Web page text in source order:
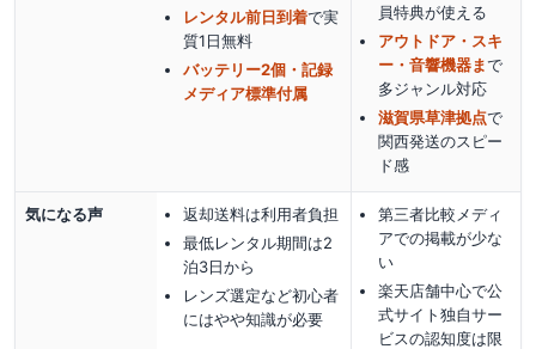
レンタル前日到着で実
質1日無料
バッテリー2個・記録
メディア標準付属
員特典が使える
アウトドア・スキ
ー・音響機器まで
多ジャンル対応
滋賀県草津拠点で
関西発送のスピー
ド感
気になる声
返却送料は利用者負担
最低レンタル期間は2
泊3日から
レンズ選定など初心者
にはやや知識が必要
第三者比較メディ
アでの掲載が少な
い
楽天店舗中心で公
式サイト独自サー
ビスの認知度は限